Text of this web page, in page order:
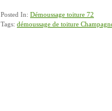
Posted In: Démoussage toiture 72
Tags: démoussage de toiture